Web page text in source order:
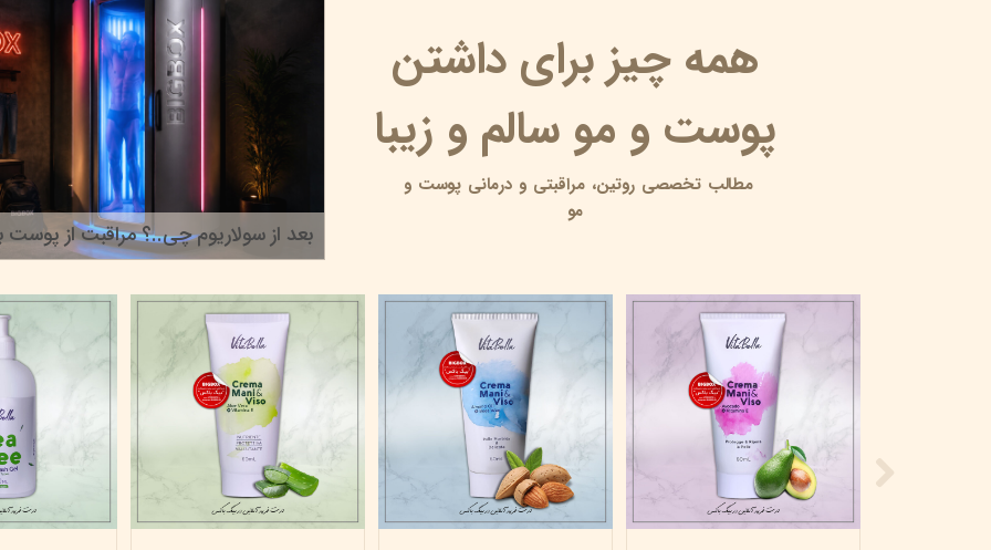
بعد از سولاریوم چی..؟ مراقبت از پوست
همه چیز برای داشتن
پوست و مو سالم و زیبا
مطالب تخصصی روتین،مراقبتی و درمانی پوست و
مو